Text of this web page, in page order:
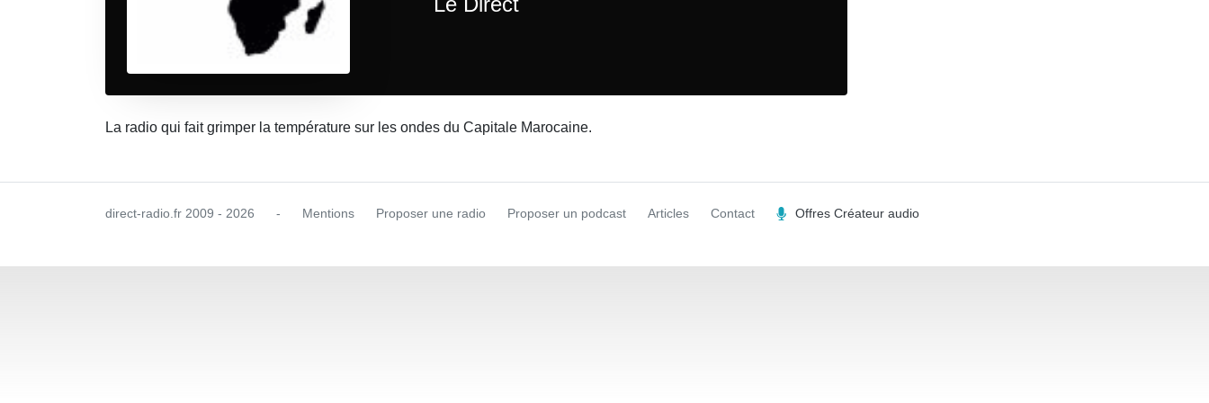
La radio qui fait grimper la température sur les ondes du Capitale Marocaine.
direct-radio.fr 2009 - 2026 - Mentions Proposer une radio Proposer un podcast Articles Contact Offres Créateur audio